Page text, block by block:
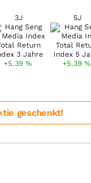
3J
+5,39 %
5J
+5,39%
geschenkt!